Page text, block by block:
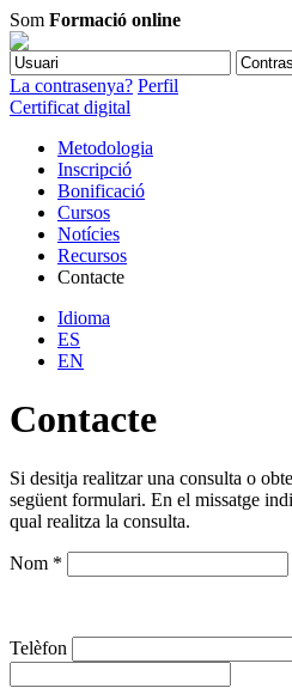
Som Formació online
La contrasenya? Perfil
Certificat digital
Metodologia
Inscripció
Bonificació
Cursos
Notícies
Recursos
Contacte
Idioma
ES
EN
Contacte
Si desitja realitzar una consulta o
següent formulari. En el missatge
qual realitza la consulta.
Nom *
Telèfon